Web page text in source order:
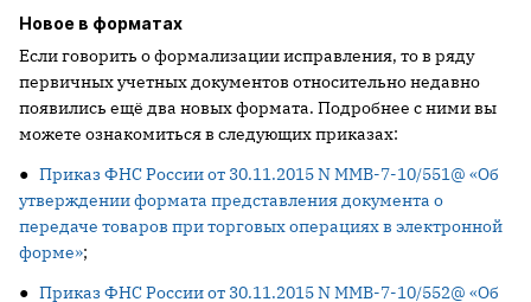
Новое в форматах
Если говорить о формализации исправления, то в ряду
первичных учетных документов относительно недавно
появились ещё два новых формата. Подробнее с ними вы
можете ознакомиться в следующих приказах:
● Приказ ФНС России от 30.11.2015 N ММВ-7-10/551@ «Об
утверждении формата представления документа о
передаче товаров при торговых операциях в электронной
форме»;
● Приказ ФНС России от 30.11.2015 N ММВ-7-10/552@ «Об